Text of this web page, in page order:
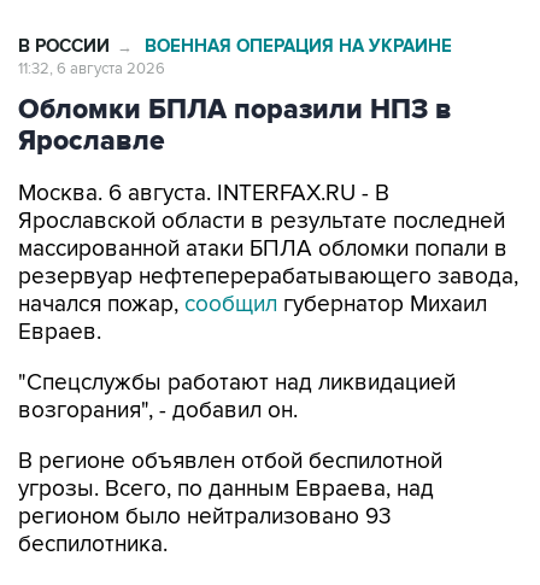
Обломки БПЛА поразили НПЗ в
Ярославле
Москва. 6 августа. INTERFAX.RU - В
массированной атаки БПЛА обломки попали в
резервуар нефтеперерабатывающего завода,
начался пожар, сообщилгубернатор Михаил
Евраев.
"Спецслужбы работают над ликвидацией
В регионе объявлен отбой беспилотной
регионом было нейтрализовано 93
беспилотника.
"Жертв нет, осколочные ранения получили